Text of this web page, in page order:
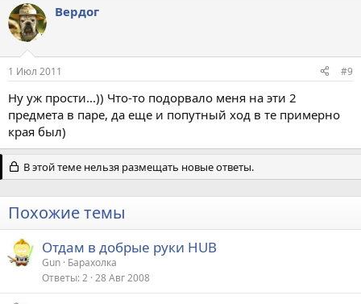
Вердог
1 Июл 2011 #9
Ну уж прости...)) Что-то подорвало меня на эти 2
предмета в паре, да еще и попутный ход в те примерно
края был)
В этой теме нельзя размещать новые ответы.
Похожие темы
Отдам в добрые руки HUB
Gun Барахолка
Ответы 2 28 Авг 2008